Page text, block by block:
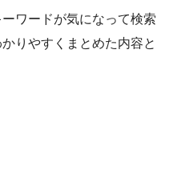
ワードが気になって検索
りやすくまとめた内容と